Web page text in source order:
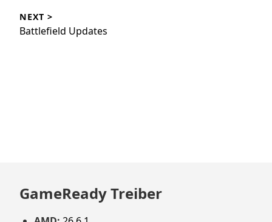
NEXT >
Battlefield Updates
GameReady Treiber